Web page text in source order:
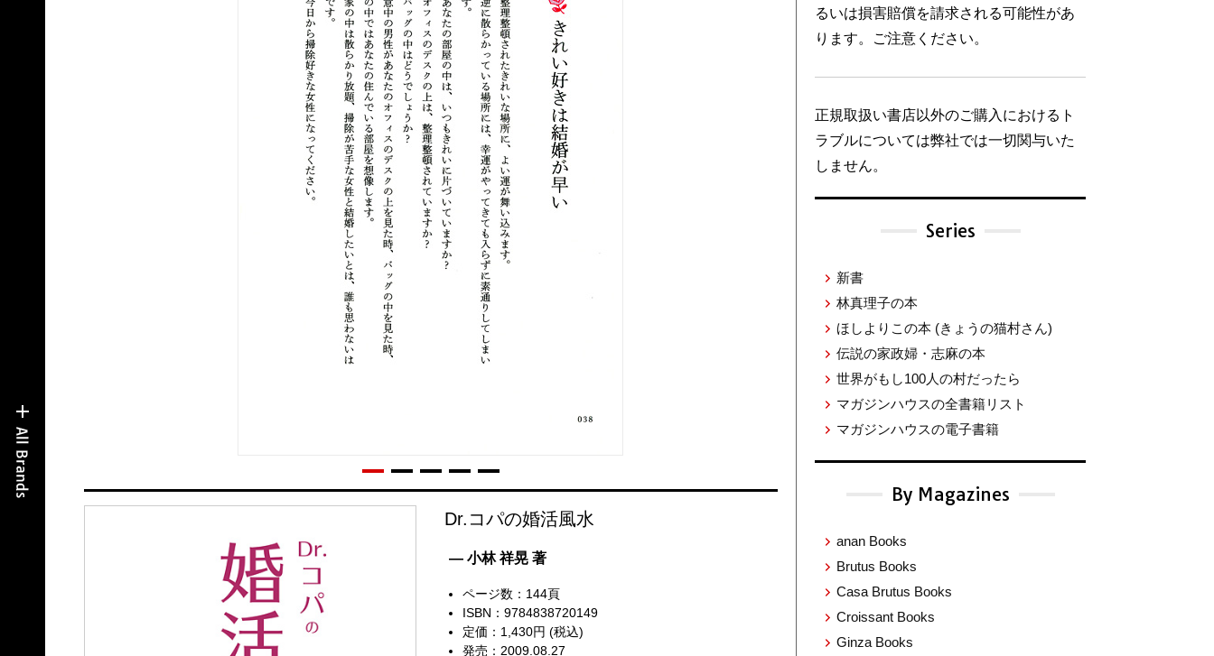
Dr.コパの婚活風水
— 小林 祥晃 著
ページ数：144頁
ISBN：9784838720149
定価：1,430円 (税込)
発売：2009.08.27
るいは損害賠償を請求される可能性があ
ります。ご注意ください。
正規取扱い書店以外のご購入におけるト
ラブルについては弊社では一切関与いた
しません。
Series
新書
林真理子の本
ほしよりこの本 (きょうの猫村さん)
伝説の家政婦・志麻の本
世界がもし100人の村だったら
マガジンハウスの全書籍リスト
マガジンハウスの電子書籍
By Magazines
anan Books
Brutus Books
Casa Brutus Books
Croissant Books
Ginza Books